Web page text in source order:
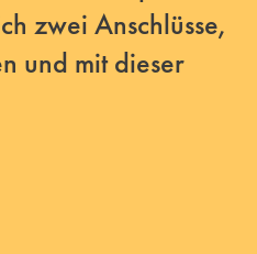
zwei Anschlüsse,
und mit dieser